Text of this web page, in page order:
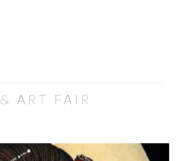
ART FAIR